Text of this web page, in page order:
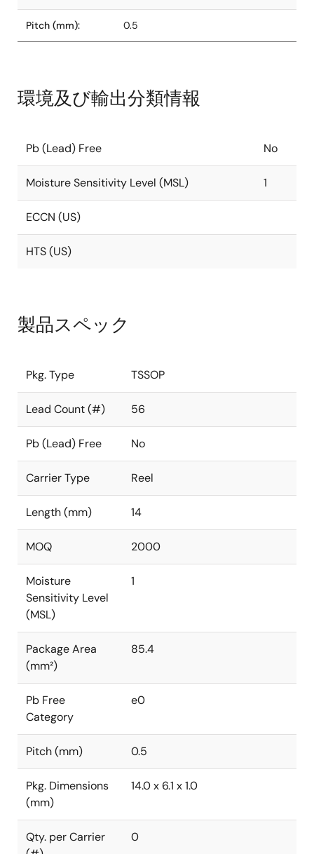
Pitch (mm): 0.5
環境及び輸出分類情報
Pb (Lead) Free No
Moisture Sensitivity Level (MSL) 1
ECCN (US)
HTS (US)
製品スペック
Pkg. Type TSSOP
Lead Count (#) 56
Pb (Lead) Free No
Carrier Type Reel
Length (mm) 14
MOQ 2000
Moisture
Sensitivity Level
(MSL)
1
Package Area
(mm²)
85.4
Pb Free
Category
e0
Pitch (mm) 0.5
Pkg. Dimensions
(mm)
14.0 x 6.1 x 1.0
Qty. per Carrier
0